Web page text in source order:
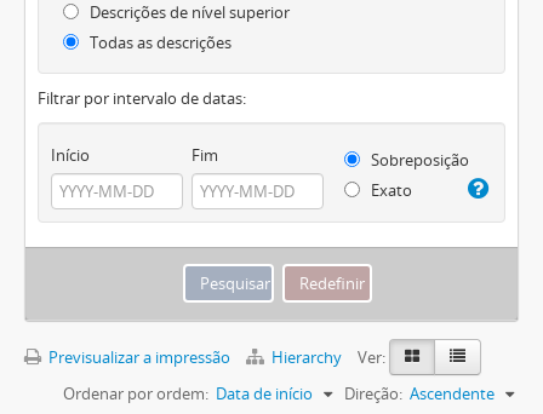
Descrições de nível superior
Todas as descrições
Filtrar por intervalo de datas:
Início Fim
Sobreposição
Exato
Previsualizar a impressão Hierarchy
Ver:
Ordenar por ordem: Data de início Direção: Ascendente